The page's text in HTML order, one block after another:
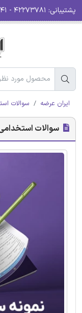
پشتیبانی:
ایران عرضه سوالات
سوالات